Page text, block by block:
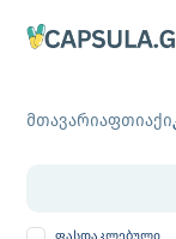
მთავარიაფთიაქი